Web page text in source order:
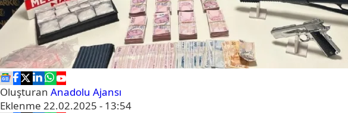
Oluşturan Anadolu Ajansı
Eklenme 22.02.2025 - 13:54